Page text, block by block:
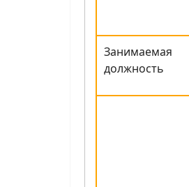
Занимаемая
должность